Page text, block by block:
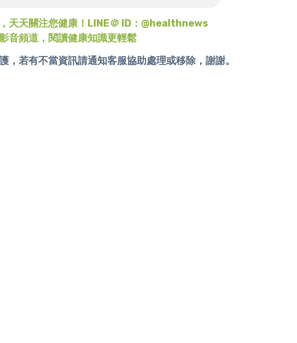
天天關注您健康！LINE＠ ID：@healthnews
音頻道，閱讀健康知識更輕鬆
，若有不當資訊請通知客服協助處理或移除，謝謝。